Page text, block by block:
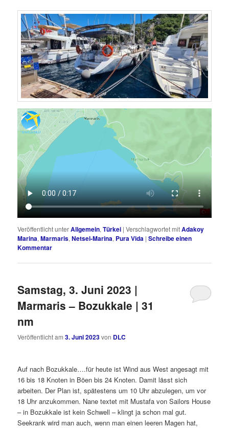
Veröffentlicht unterAllgemein,Türkei |Verschlagwortet mitAdakoy
Marina,Marmaris,Netsel-Marina, Pura Vida |Schreibe einen
Kommentar
Samstag, 3. Juni 2023 |
Marmaris – Bozukkale | 31
nm
Veröffentlicht am3. Juni 2023von DLC
Auf nach Bozukkale….für heute ist Wind aus West angesagt mit
16 bis 18 Knoten in Böen bis 24 Knoten. Damit lässt sich
arbeiten. Der Plan ist, spätestens um 10 Uhr abzulegen, um vor
18 Uhr anzukommen. Nane textet mit Mustafa von Sailors House
– in Bozukkale ist kein Schwell – klingt ja schon mal gut.
Seekrank wird man auch, wenn man einen leeren Magen hat,